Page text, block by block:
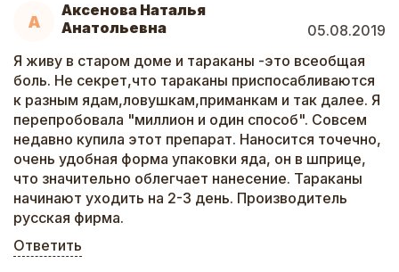
А
Аксенова Наталья
Анатольевна
05.08.2019
Я живу в старом доме и тараканы -это всеобщая
боль. Не секрет,что тараканы приспосабливаются
к разным ядам,ловушкам,приманкам и так далее. Я
перепробовала "миллион и один способ". Совсем
недавно купила этот препарат. Наносится точечно,
очень удобная форма упаковки яда, он в шприце,
что значительно облегчает нанесение. Тараканы
начинают уходить на 2-3 день. Производитель
русская фирма.
Ответить